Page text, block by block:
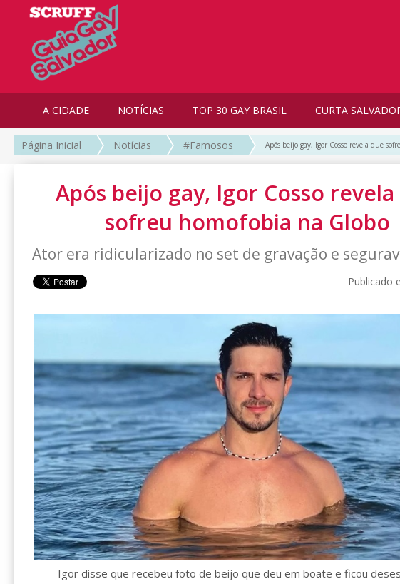
A CIDADE NOTÍCIAS TOP 30 GAY BRASIL CURTA
Página Inicial Notícias #Famosos Após beijo gay, Igor Cosso revela que
Após beijo gay, Igor Cosso
sofreu homofobia na Globo
Ator era ridicularizado no set de gravação e
Publicado
Igor disse que recebeu foto de beijo que deu em boate e ficou